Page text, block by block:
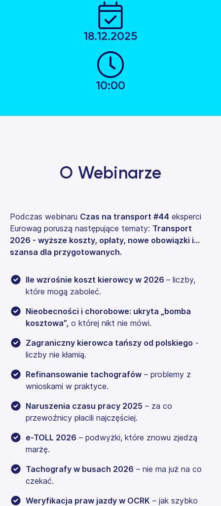
18.12.2025
10:00
O Webinarze
Podczas webinaru Czas na transport #44 eksperci
Eurowag poruszą następujące tematy: Transport
2026 - wyższe koszty, opłaty, nowe obowiązki i...
szansa dla przygotowanych.
Ile wzrośnie koszt kierowcy w 2026 – liczby,
które mogą zaboleć.
Nieobecności i chorobowe: ukryta „bomba
kosztowa”, o której nikt nie mówi.
Zagraniczny kierowca tańszy od polskiego -
liczby nie kłamią.
Refinansowanie tachografów – problemy z
wnioskami w praktyce.
Naruszenia czasu pracy 2025 – za co
przewoźnicy płacili najczęściej.
e-TOLL 2026 – podwyżki, które znowu zjedzą
marżę.
Tachografy w busach 2026 – nie ma już na co
czekać.
Weryfikacja praw jazdy w OCRK – jak szybko